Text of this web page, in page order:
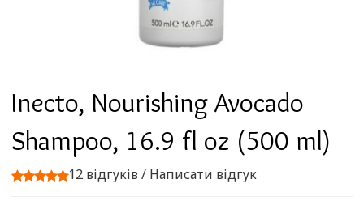
Inecto, Nourishing Avocado
Shampoo, 16.9 fl oz (500 ml)
12 відгуків/ Написати відгук